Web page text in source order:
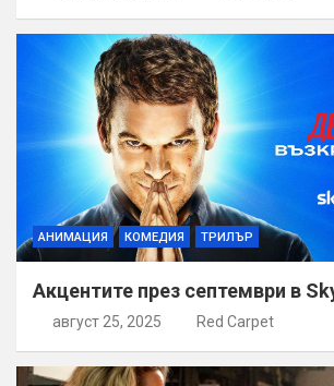
АНИМАЦИЯ КОМЕДИЯ ТРИЛЪР
Акцентите през септември в
август 25, 2025 Red Carpet